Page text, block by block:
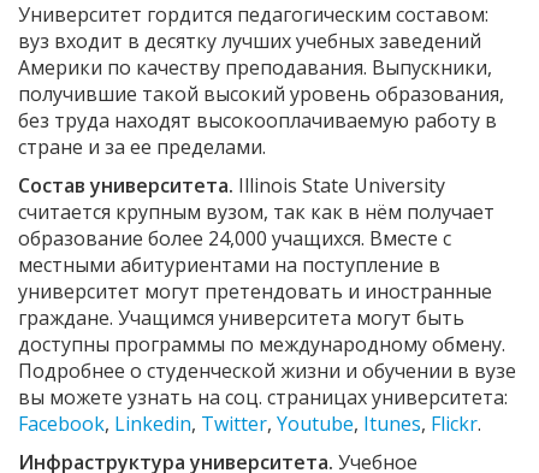
Университет гордится педагогическим составом:
вуз входит в десятку лучших учебных заведений
Америки по качеству преподавания. Выпускники,
получившие такой высокий уровень образования,
без труда находят высокооплачиваемую работу в
стране и за ее пределами.
Состав университета. Illinois State University
считается крупным вузом, так как в нём получает
образование более 24,000 учащихся. Вместе с
местными абитуриентами на поступление в
университет могут претендовать и иностранные
граждане. Учащимся университета могут быть
доступны программы по международному обмену.
Подробнее о студенческой жизни и обучении в вузе
вы можете узнать на соц. страницах университета:
Facebook, Linkedin, Twitter, Youtube, Itunes, Flickr.
Инфраструктура университета. Учебное